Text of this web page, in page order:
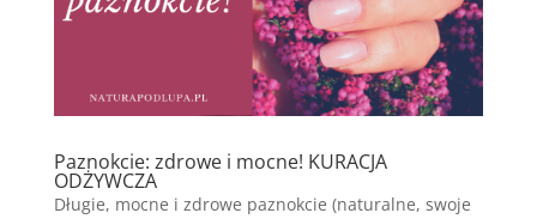
Paznokcie: zdrowe i mocne! KURACJA
ODŻYWCZA
Długie, mocne i zdrowe paznokcie (naturalne, swoje